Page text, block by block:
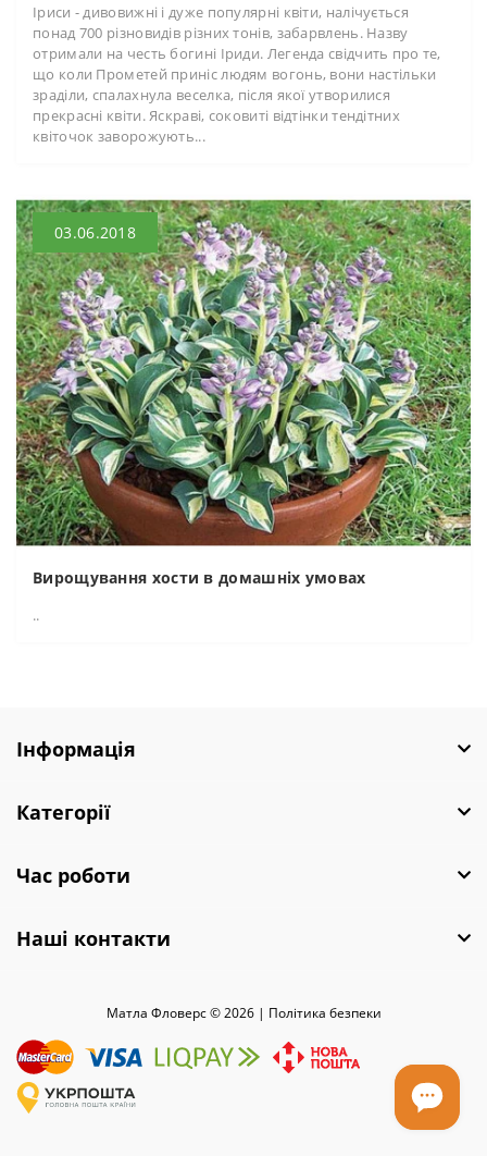
Іриси - дивовижні і дуже популярні квіти, налічується
понад 700 різновидів різних тонів, забарвлень. Назву
отримали на честь богині Іриди. Легенда свідчить про те,
що коли Прометей приніс людям вогонь, вони настільки
зраділи, спалахнула веселка, після якої утворилися
прекрасні квіти. Яскраві, соковиті відтінки тендітних
квіточок заворожують...
03.06.2018
Вирощування хости в домашніх умовах
..
Інформація
Категорії
Час роботи
Наші контакти
Матла Фловерс © 2026 | Полiтика безпеки